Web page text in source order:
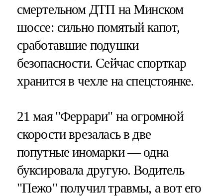
смертельном ДТП на Минском
шоссе: сильно помятый капот,
сработавшие подушки
безопасности. Сейчас спорткар
хранится в чехле на спецстоянке.
21 мая "Феррари" на огромной
скорости врезалась в две
попутные иномарки — одна
буксировала другую. Водитель
"Пежо" получил травмы, а вот его